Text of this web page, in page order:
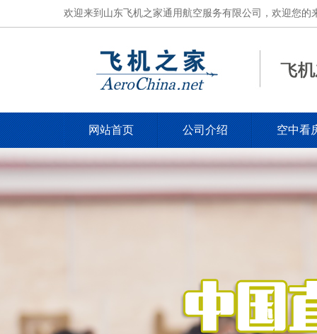
欢迎来到山东飞机之家通用航空服务有限公司，欢迎您的
网站首页 公司介绍 空中看